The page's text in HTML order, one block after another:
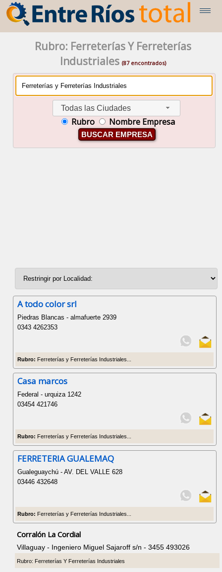
Rubro: Ferreterías Y Ferreterías
Industriales(87 encontrados)
Todas las Ciudades
Rubro Nombre Empresa
BUSCAR EMPRESA
A todo color srl
Piedras Blancas - almafuerte 2939
0343 4262353
Rubro: Ferreterías y Ferreterías Industriales...
Casa marcos
Federal - urquiza 1242
03454 421746
Rubro: Ferreterías y Ferreterías Industriales...
FERRETERIA GUALEMAQ
Gualeguaychú - AV. DEL VALLE 628
03446 432648
Rubro: Ferreterías y Ferreterías Industriales...
Corralón La Cordial
Villaguay - Ingeniero Miguel Sajaroff s/n - 3455 493026
Rubro: Ferreterías Y Ferreterías Industriales